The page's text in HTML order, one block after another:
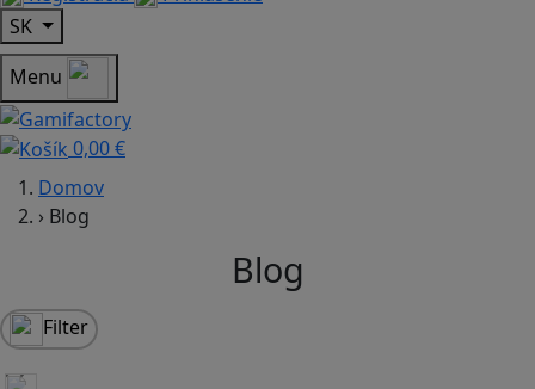
SK
Menu
0,00 €
Domov
› Blog
Blog
Filter